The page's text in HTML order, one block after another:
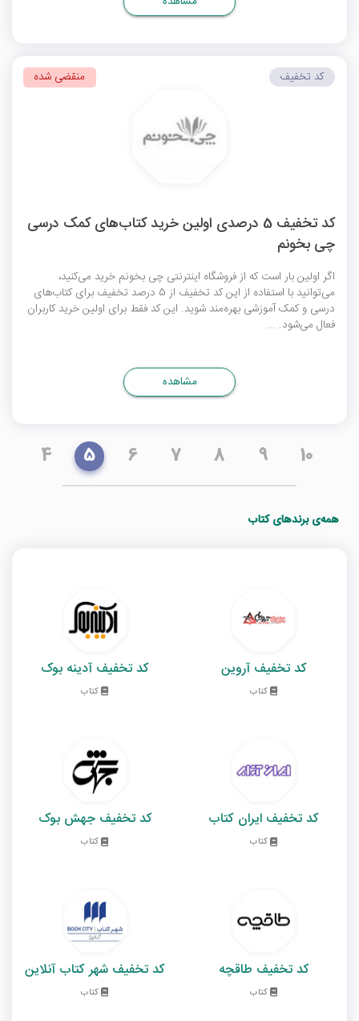
کد تخفیف 5 درصدی اولین خرید کتاب‌های کمک درسی
چی بخونم
اگر اولین بار است که از فروشگاه اینترنتی چی بخونم خرید می‌کنید،
می‌توانید با استفاده از این کد تخفیف از 5 درصد تخفیف برای کتاب‌های
درسی و کمک آموزشی بهره‌مند شوید. این کد فقط برای اولین خرید کاربران
فعال می‌شود. ...
کد تخفیف منقضی شده
مشاهده
4 5 6 7 8 9 10
همه‌ی برندهای کتاب
کد تخفیف آروین
کتاب
کد تخفیف آدینه بوک
کتاب
کد تخفیف ایران کتاب
کتاب
کد تخفیف جهش بوک
کتاب
کد تخفیف طاقچه
کتاب
کد تخفیف شهر کتاب آنلاین
کتاب